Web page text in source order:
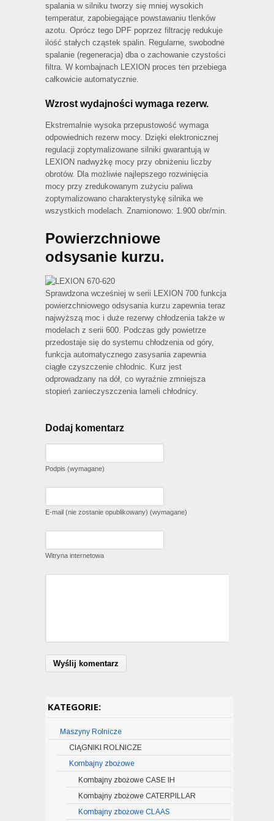
spalania w silniku tworzy się mniej wysokich
temperatur, zapobiegające powstawaniu tlenków
azotu. Oprócz tego DPF poprzez filtrację redukuje
ilość stałych cząstek spalin. Regularne, swobodne
spalanie (regeneracja) dba o zachowanie czystości
filtra. W kombajnach LEXION proces ten przebiega
całkowicie automatycznie.
Wzrost wydajności wymaga rezerw.
Ekstremalnie wysoka przepustowość wymaga
odpowiednich rezerw mocy. Dzięki elektronicznej
regulacji zoptymalizowane silniki gwarantują w
LEXION nadwyżkę mocy przy obniżeniu liczby
obrotów. Dla możliwie najlepszego rozwinięcia
mocy przy zredukowanym zużyciu paliwa
zoptymalizowano charakterystykę silnika we
wszystkich modelach. Znamionowo: 1.900 obr/min.
Powierzchniowe
odsysanie kurzu.
Sprawdzona wcześniej w serii LEXION 700 funkcja
powierzchniowego odsysania kurzu zapewnia teraz
najwyższą moc i duże rezerwy chłodzenia także w
modelach z serii 600. Podczas gdy powietrze
przedostaje się do systemu chłodzenia od góry,
funkcja automatycznego zasysania zapewnia
ciągłe czyszczenie chłodnic. Kurz jest
odprowadzany na dół, co wyraźnie zmniejsza
stopień zanieczyszczenia lameli chłodnicy.
Dodaj komentarz
Podpis (wymagane)
E-mail (nie zostanie opublikowany) (wymagane)
Witryna internetowa
KATEGORIE:
Maszyny Rolnicze
CIĄGNIKI ROLNICZE
Ciągniki CASE IH
Filmy ciągniki CASE IH
Ciągniki CLAAS
Filmy ciągniki CLAAS
Ciągniki CLAAS XERION 5000-4000 (530-
Ciągniki FARMTRAC
Filmy ciągniki FARMTRAC
Ciągniki PRONAR
Kombajny zbożowe
Kombajny zbożowe CASE IH
Filmy kombajny zbożowe CASE IH
Kombajny zbożowe CATERPILLAR
Kombajn zbożowy CATERPILLAR LEXION
Kombajny zbożowe CLAAS